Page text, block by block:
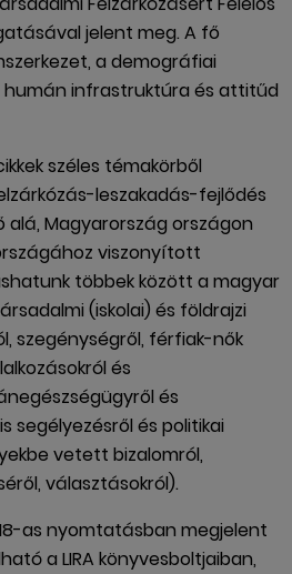
jelent meg. A fő
a demográfiai
humán infrastruktúra és attitűd
széles témakörből
leszakadás-fejlődés
Magyarország országon
viszonyított
többek között a magyar
(iskolai) és földrajzi
szegénységről, férfiak-nők
és
és
segélyezésről és politikai
vetett bizalomról,
választásokról).
as nyomtatásban megjelent
a LIRA könyvesboltjaiban,